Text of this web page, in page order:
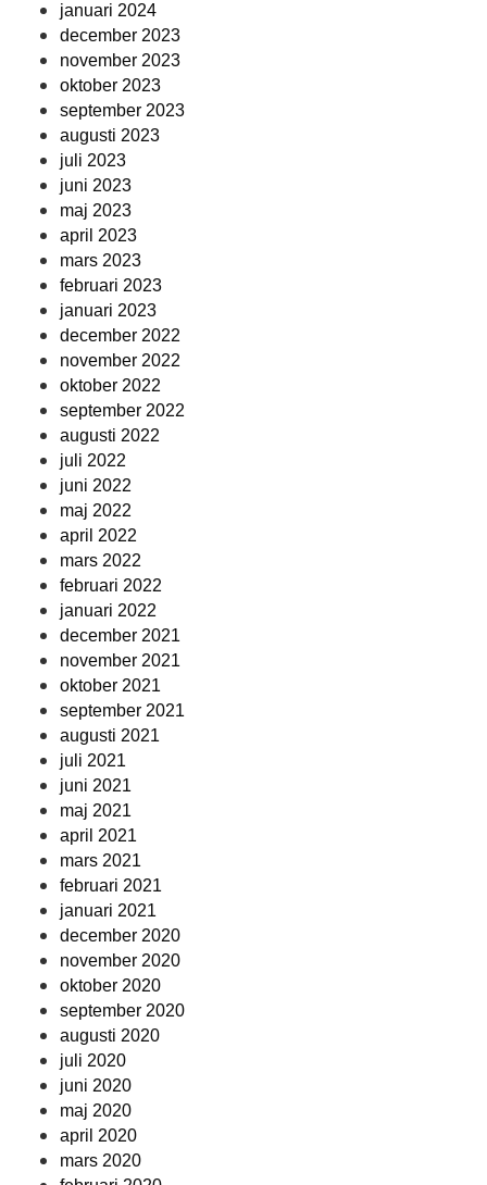
januari 2024
december 2023
november 2023
oktober 2023
september 2023
augusti 2023
juli 2023
juni 2023
maj 2023
april 2023
mars 2023
februari 2023
januari 2023
december 2022
november 2022
oktober 2022
september 2022
augusti 2022
juli 2022
juni 2022
maj 2022
april 2022
mars 2022
februari 2022
januari 2022
december 2021
november 2021
oktober 2021
september 2021
augusti 2021
juli 2021
juni 2021
maj 2021
april 2021
mars 2021
februari 2021
januari 2021
december 2020
november 2020
oktober 2020
september 2020
augusti 2020
juli 2020
juni 2020
maj 2020
april 2020
mars 2020